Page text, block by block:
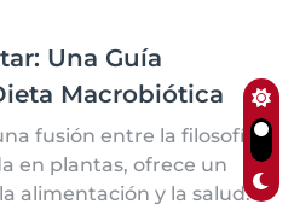
Una Guía
Macrobiótica
fusión entre la filosofía
en plantas, ofrece un
alimentación y la salud.